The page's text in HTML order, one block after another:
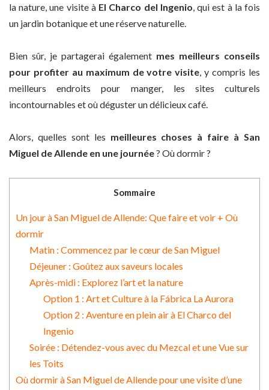
la nature, une visite à El Charco del Ingenio , qui est à la fois
un jardin botanique et une réserve naturelle.
Bien sûr, je partagerai également mes meilleurs conseils
pour profiter au maximum de votre visite, y compris les
meilleurs endroits pour manger, les sites culturels
incontournables et où déguster un délicieux café.
Alors, quelles sont les meilleures choses à faire à San
Miguel de Allende en une journée? Où dormir ?
Sommaire
Un jour à San Miguel de Allende: Que faire et voir + Où
dormir
Matin : Commencez par le cœur de San Miguel
Déjeuner : Goûtez aux saveurs locales
Après-midi : Explorez l’art et la nature
Option 1 : Art et Culture à la Fábrica La Aurora
Option 2 : Aventure en plein air à El Charco del
Ingenio
Soirée : Détendez-vous avec du Mezcal et une Vue sur
les Toits
Où dormir à San Miguel de Allende pour une visite d’une